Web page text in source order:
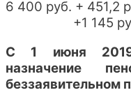
6 400 руб. + 451,2
+1 145
С 1 июня 2019
назначение
беззаявительном